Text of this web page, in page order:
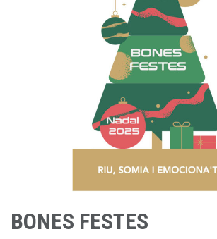
BONES FESTES
CONTACTE
ESPAÑOL ENGLISH